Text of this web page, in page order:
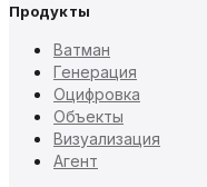
Продукты
Ватман
Генерация
Оцифровка
Объекты
Визуализация
Агент